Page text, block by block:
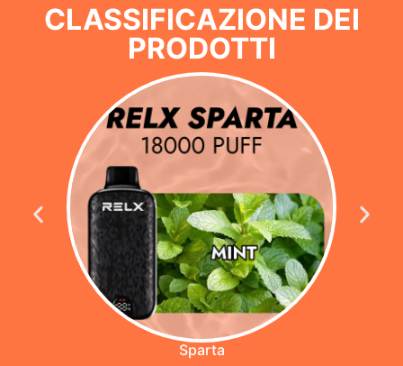
CLASSIFICAZIONE DEI
PRODOTTI
Sparta